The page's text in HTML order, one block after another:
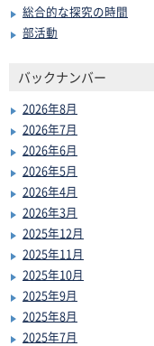
総合的な探究の時間
部活動
バックナンバー
2026年8月
2026年7月
2026年6月
2026年5月
2026年4月
2026年3月
2025年12月
2025年11月
2025年10月
2025年9月
2025年8月
2025年7月